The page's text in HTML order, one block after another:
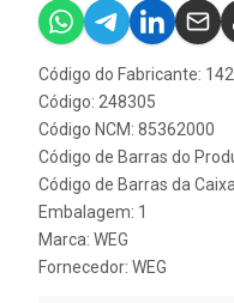
Código do Fabricante:
Código: 248305
Código NCM: 85362000
Código de Barras do
Código de Barras da
Embalagem: 1
Marca: WEG
Fornecedor: WEG